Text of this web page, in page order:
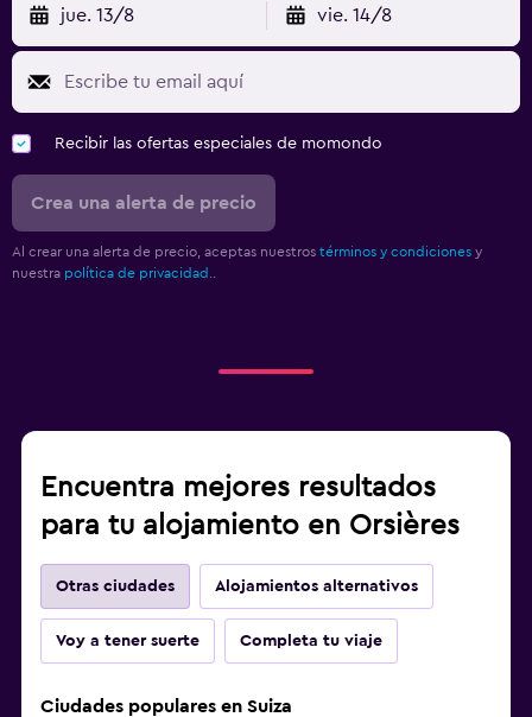
jue. 13/8 vie. 14/8
Recibir las ofertas especiales de momondo
Crea una alerta de precio
Al crear una alerta de precio, aceptas nuestros términos y condiciones y
nuestra política de privacidad.
Encuentra mejores resultados
para tu alojamiento en Orsières
Otras ciudades Alojamientos alternativos
Voy a tener suerte Completa tu viaje
Ciudades populares en Suiza